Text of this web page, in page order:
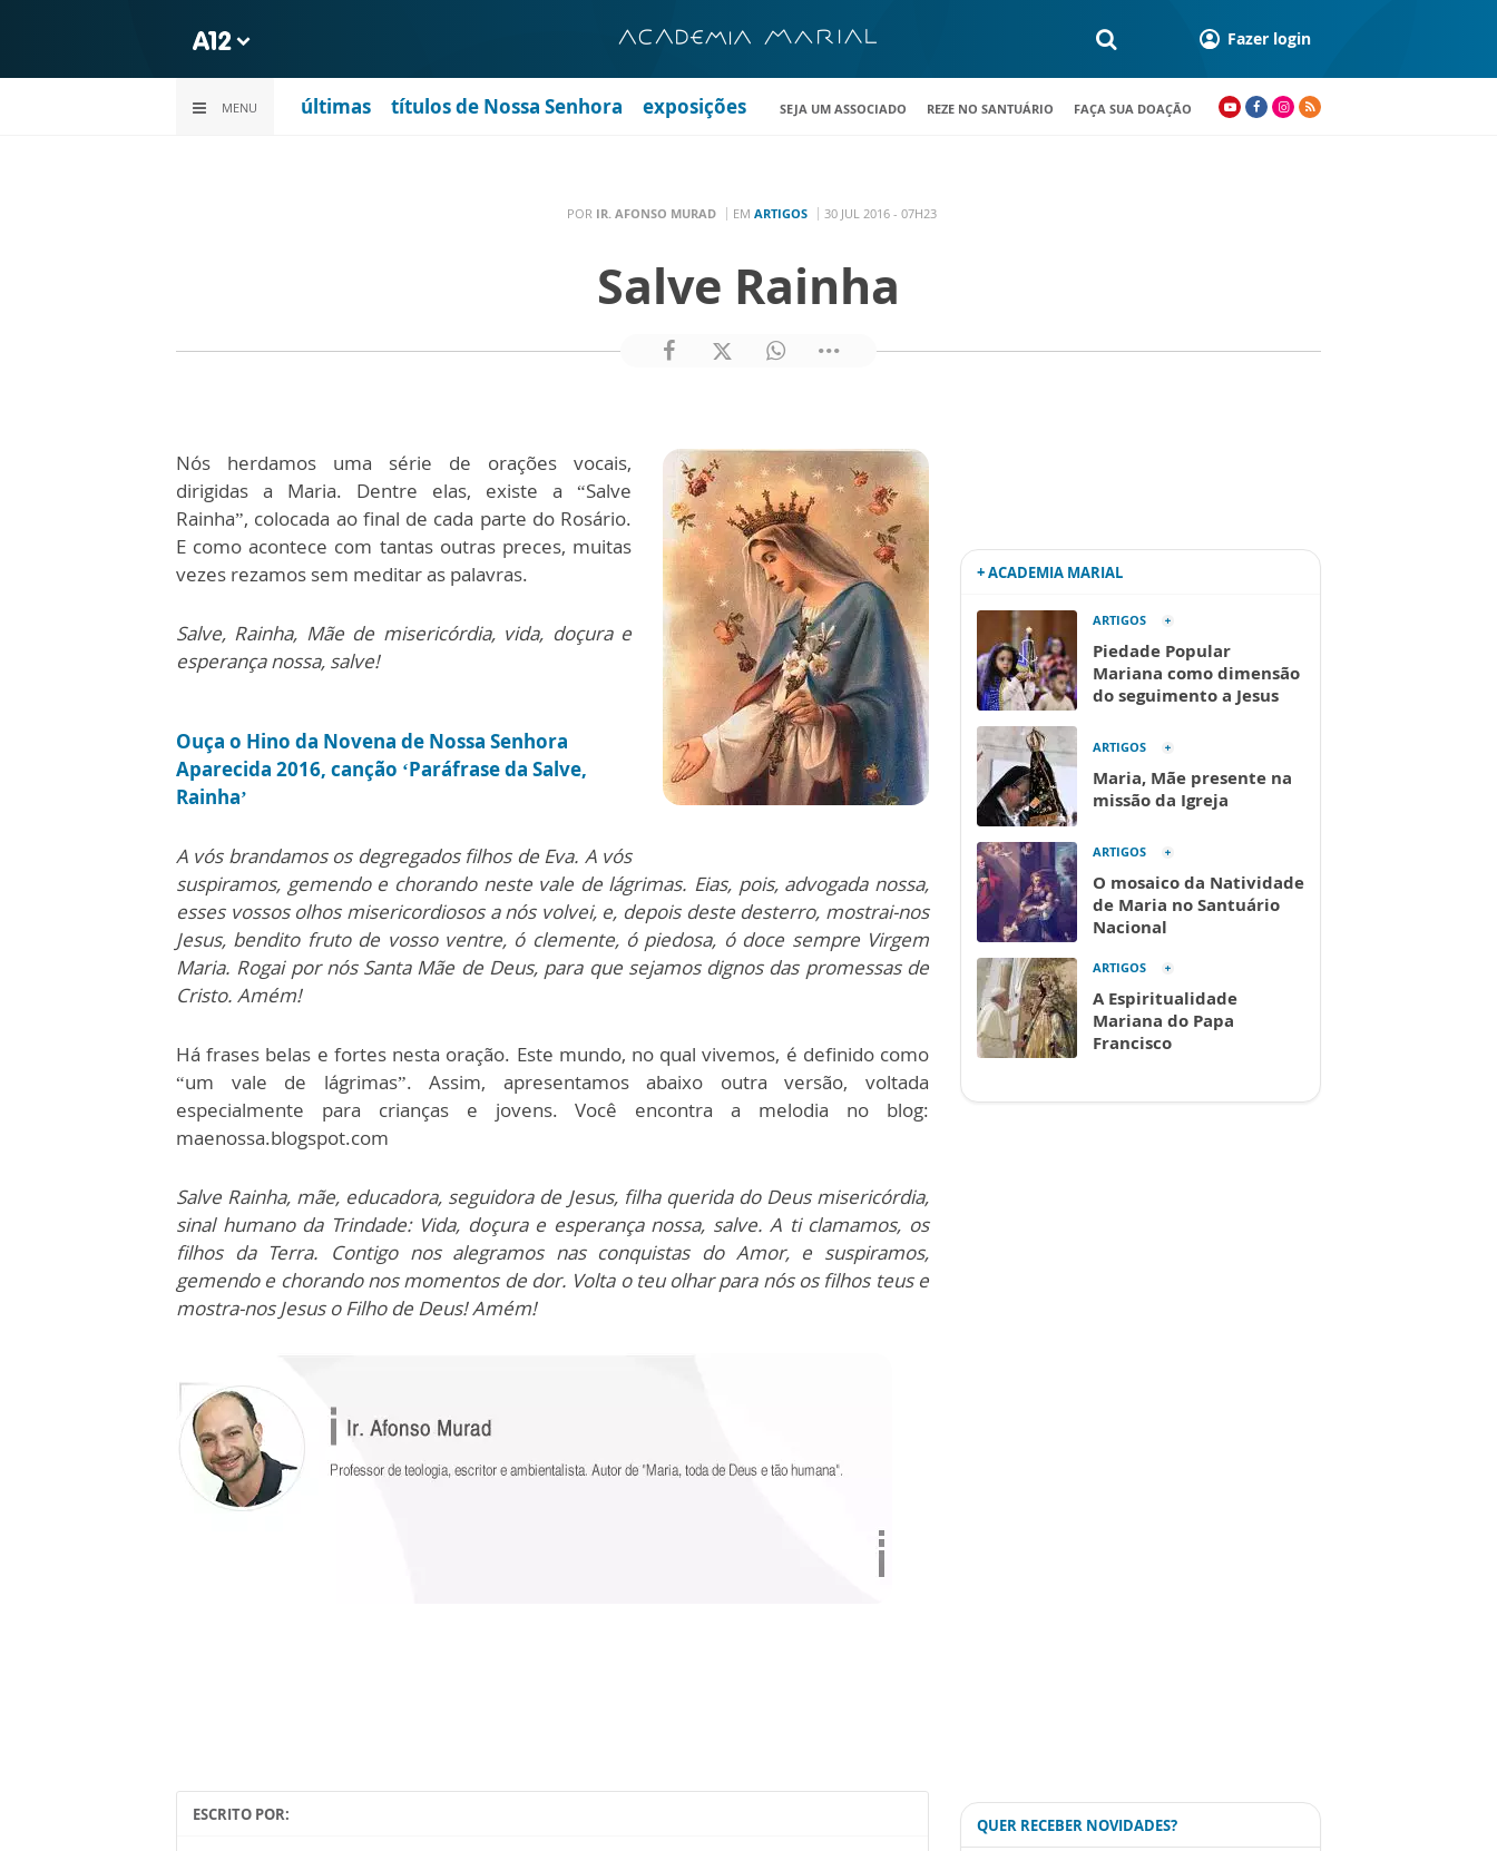
Fazer login
MENU últimas títulos de Nossa Senhora exposições SEJA UM ASSOCIADO REZE NO SANTUÁRIO FAÇA SUA DOAÇÃO
POR IR. AFONSO MURAD EM ARTIGOS 30 JUL 2016 - 07H23
Salve Rainha
Nós herdamos uma série de orações vocais,
dirigidas a Maria. Dentre elas, existe a “Salve
Rainha”, colocada ao final de cada parte do Rosário.
E como acontece com tantas outras preces, muitas
vezes rezamos sem meditar as palavras.
Salve, Rainha, Mãe de misericórdia, vida, doçura e
esperança nossa, salve!
Ouça o Hino da Novena de Nossa Senhora
Aparecida 2016, canção ‘Paráfrase da Salve,
Rainha’
A vós brandamos os degregados filhos de Eva. A vós
suspiramos, gemendo e chorando neste vale de lágrimas. Eias, pois, advogada nossa,
esses vossos olhos misericordiosos a nós volvei, e, depois deste desterro, mostrai-nos
Jesus, bendito fruto de vosso ventre, ó clemente, ó piedosa, ó doce sempre Virgem
Maria. Rogai por nós Santa Mãe de Deus, para que sejamos dignos das promessas de
Cristo. Amém!
Há frases belas e fortes nesta oração. Este mundo, no qual vivemos, é definido como
“um vale de lágrimas”. Assim, apresentamos abaixo outra versão, voltada
especialmente para crianças e jovens. Você encontra a melodia no blog:
maenossa.blogspot.com
Salve Rainha, mãe, educadora, seguidora de Jesus, filha querida do Deus misericórdia,
sinal humano da Trindade: Vida, doçura e esperança nossa, salve. A ti clamamos, os
filhos da Terra. Contigo nos alegramos nas conquistas do Amor, e suspiramos,
gemendo e chorando nos momentos de dor. Volta o teu olhar para nós os filhos teus e
mostra-nos Jesus o Filho de Deus! Amém!
ESCRITO POR:
+ ACADEMIA MARIAL
ARTIGOS
Piedade Popular
Mariana como dimensão
do seguimento a Jesus
ARTIGOS
Maria, Mãe presente na
missão da Igreja
ARTIGOS
O mosaico da Natividade
de Maria no Santuário
Nacional
ARTIGOS
A Espiritualidade
Mariana do Papa
Francisco
QUER RECEBER NOVIDADES?